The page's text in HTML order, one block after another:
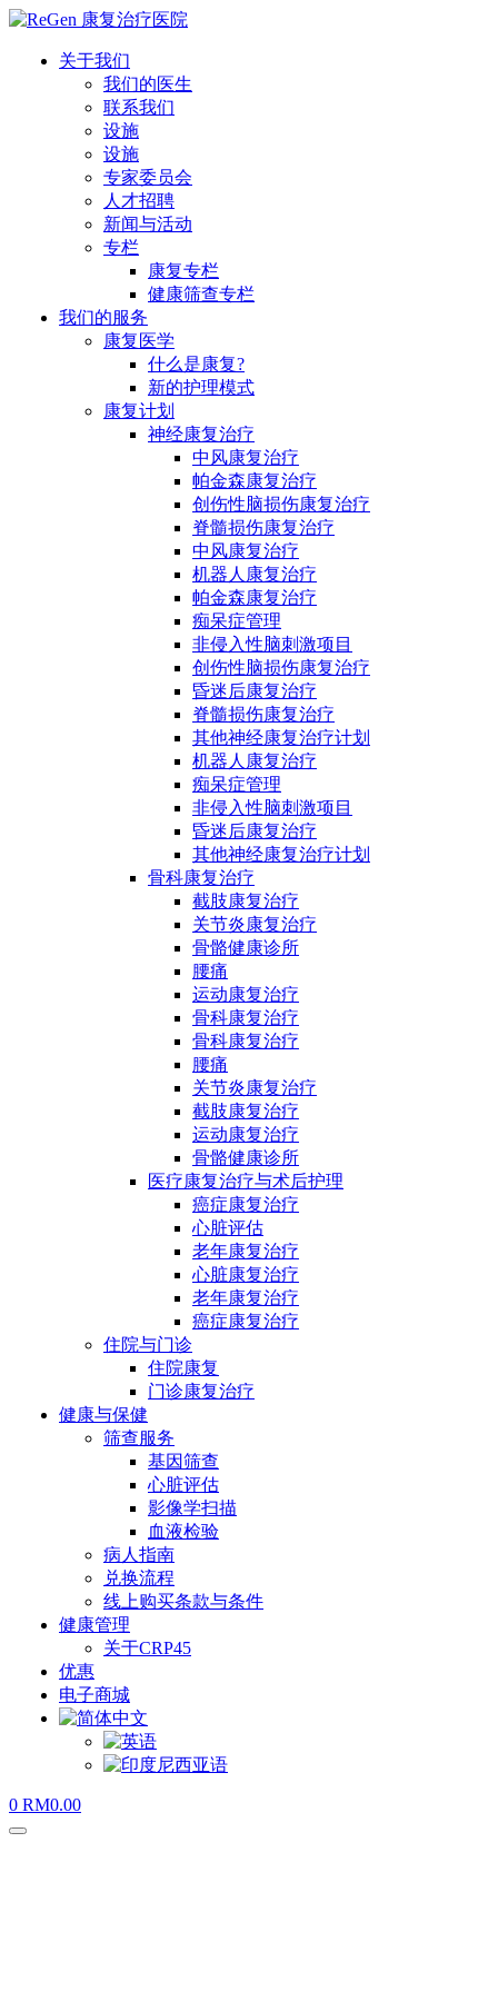
关于我们
我们的医生
联系我们
设施
设施
专家委员会
人才招聘
新闻与活动
专栏
康复专栏
健康筛查专栏
我们的服务
康复医学
什么是康复?
新的护理模式
康复计划
神经康复治疗
中风康复治疗
帕金森康复治疗
创伤性脑损伤康复治疗
脊髓损伤康复治疗
中风康复治疗
机器人康复治疗
帕金森康复治疗
痴呆症管理
非侵入性脑刺激项目
创伤性脑损伤康复治疗
昏迷后康复治疗
脊髓损伤康复治疗
其他神经康复治疗计划
机器人康复治疗
痴呆症管理
非侵入性脑刺激项目
昏迷后康复治疗
其他神经康复治疗计划
骨科康复治疗
截肢康复治疗
关节炎康复治疗
骨骼健康诊所
腰痛
运动康复治疗
骨科康复治疗
骨科康复治疗
腰痛
关节炎康复治疗
截肢康复治疗
运动康复治疗
骨骼健康诊所
医疗康复治疗与术后护理
癌症康复治疗
心脏评估
老年康复治疗
心脏康复治疗
老年康复治疗
癌症康复治疗
住院与门诊
住院康复
门诊康复治疗
健康与保健
筛查服务
基因筛查
心脏评估
影像学扫描
血液检验
病人指南
兑换流程
线上购买条款与条件
健康管理
关于CRP45
优惠
电子商城
0 RM0.00